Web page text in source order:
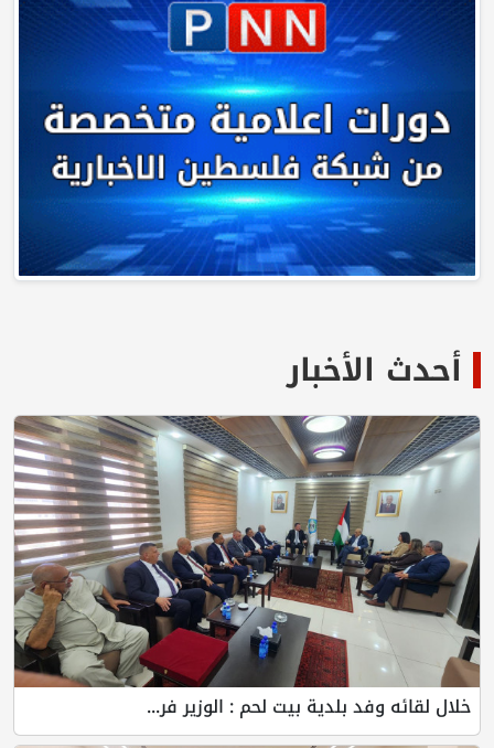
أحدث الأخبار
خلال لقائه وفد بلدية بيت لحم : الوزير فر...